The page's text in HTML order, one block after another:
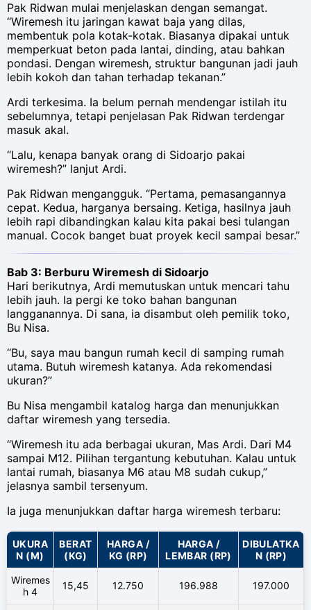
Pak Ridwan mulai menjelaskan dengan semangat.
“Wiremesh itu jaringan kawat baja yang dilas,
membentuk pola kotak-kotak. Biasanya dipakai untuk
memperkuat beton pada lantai, dinding, atau bahkan
pondasi. Dengan wiremesh, struktur bangunan jadi jauh
lebih kokoh dan tahan terhadap tekanan.”
Ardi terkesima. Ia belum pernah mendengar istilah itu
sebelumnya, tetapi penjelasan Pak Ridwan terdengar
masuk akal.
“Lalu, kenapa banyak orang di Sidoarjo pakai
wiremesh?” lanjut Ardi.
Pak Ridwan mengangguk. “Pertama, pemasangannya
cepat. Kedua, harganya bersaing. Ketiga, hasilnya jauh
lebih rapi dibandingkan kalau kita pakai besi tulangan
manual. Cocok banget buat proyek kecil sampai besar.”
Bab 3: Berburu Wiremesh di Sidoarjo
Hari berikutnya, Ardi memutuskan untuk mencari tahu
lebih jauh. Ia pergi ke toko bahan bangunan
langganannya. Di sana, ia disambut oleh pemilik toko,
Bu Nisa.
“Bu, saya mau bangun rumah kecil di samping rumah
utama. Butuh wiremesh katanya. Ada rekomendasi
ukuran?”
Bu Nisa mengambil katalog harga dan menunjukkan
daftar wiremesh yang tersedia.
“Wiremesh itu ada berbagai ukuran, Mas Ardi. Dari M4
sampai M12. Pilihan tergantung kebutuhan. Kalau untuk
lantai rumah, biasanya M6 atau M8 sudah cukup,”
jelasnya sambil tersenyum.
Ia juga menunjukkan daftar harga wiremesh terbaru:
UKURA
N (M)
BERAT
(KG)
HARGA /
KG (RP)
HARGA /
LEMBAR (RP)
DIBULATKA
N (RP)
Wiremes
h 4
15,45 12.750 196.988 197.000